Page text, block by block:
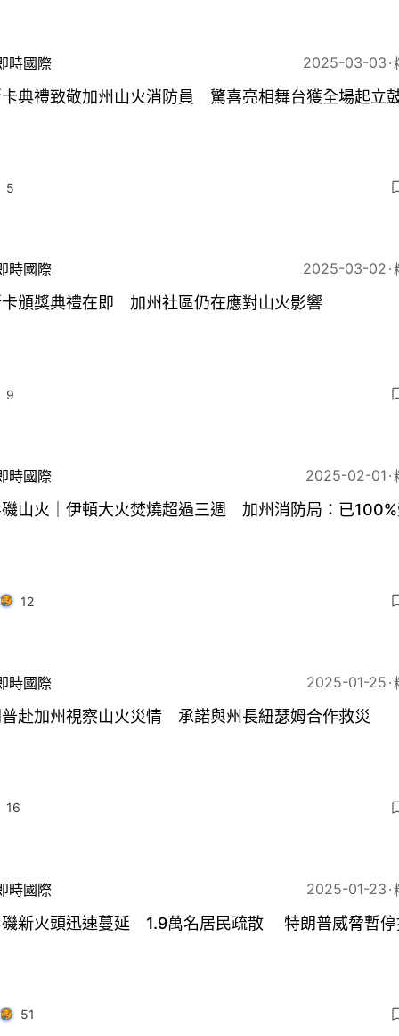
時國際 2025-03-03
典禮致敬加州山火消防員 驚喜亮相舞台獲全場起立
5
時國際 2025-03-02
頒獎典禮在即 加州社區仍在應對山火影響
9
時國際 2025-02-01
山火｜伊頓大火焚燒超過三週 加州消防局：已
12
時國際 2025-01-25
赴加州視察山火災情 承諾與州長紐瑟姆合作救災
16
時國際 2025-01-23
新火頭迅速蔓延 1.9萬名居民疏散 特朗普威脅暫停
51